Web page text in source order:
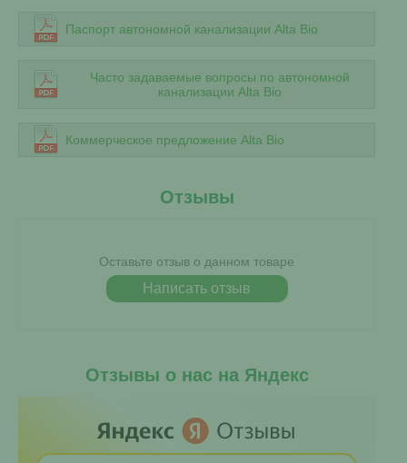
Паспорт автономной канализации Alta Bio
Часто задаваемые вопросы по автономной
канализации Alta Bio
Коммерческое предложение Alta Bio
Отзывы
Оставьте отзыв о данном товаре
Написать отзыв
Отзывы о нас на Яндекс